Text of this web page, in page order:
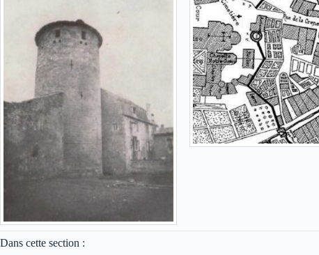
Dans cette section :